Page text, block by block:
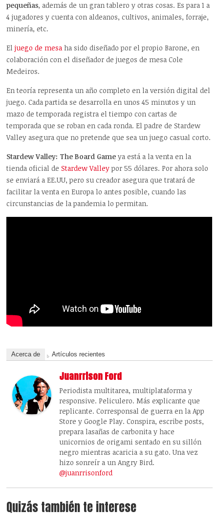
pequeñas, además de un gran tablero y otras cosas. Es para 1 a
4 jugadores y cuenta con aldeanos, cultivos, animales, forraje,
minería, etc.
Eljuego de mesaha sido diseñado por el propio Barone, en
colaboración con el diseñador de juegos de mesa Cole
Medeiros.
En teoría representa un año completo en la versión digital del
juego. Cada partida se desarrolla en unos 45 minutos y un
mazo de temporada registra el tiempo con cartas de
temporada que se roban en cada ronda. El padre de Stardew
Valley asegura que no pretende que sea un juego casual corto.
Stardew Valley: The Board Game ya está a la venta en la
tienda oficial deStardew Valleypor 55 dólares. Por ahora solo
se enviará a EE.UU, pero su creador asegura que tratará de
facilitar la venta en Europa lo antes posible, cuando las
circunstancias de la pandemia lo permitan.
Acerca de Artículos recientes
Juanrrison Ford
Periodista multitarea, multiplataforma y
responsive. Peliculero. Más explicante que
replicante. Corresponsal de guerra en la App
Store y Google Play. Conspira, escribe posts,
prepara lasañas de carbonita y hace
unicornios de origami sentado en su sillón
negro mientras acaricia a su gato. Una vez
hizo sonreír a un Angry Bird.
@juanrrisonford
Quizás también te interese